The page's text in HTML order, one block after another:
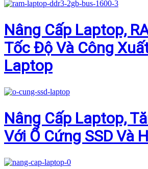
Nâng Cấp Laptop,
Tốc Độ Và Công
Laptop
Nâng Cấp Laptop,
Với Ổ Cứng SSD Và